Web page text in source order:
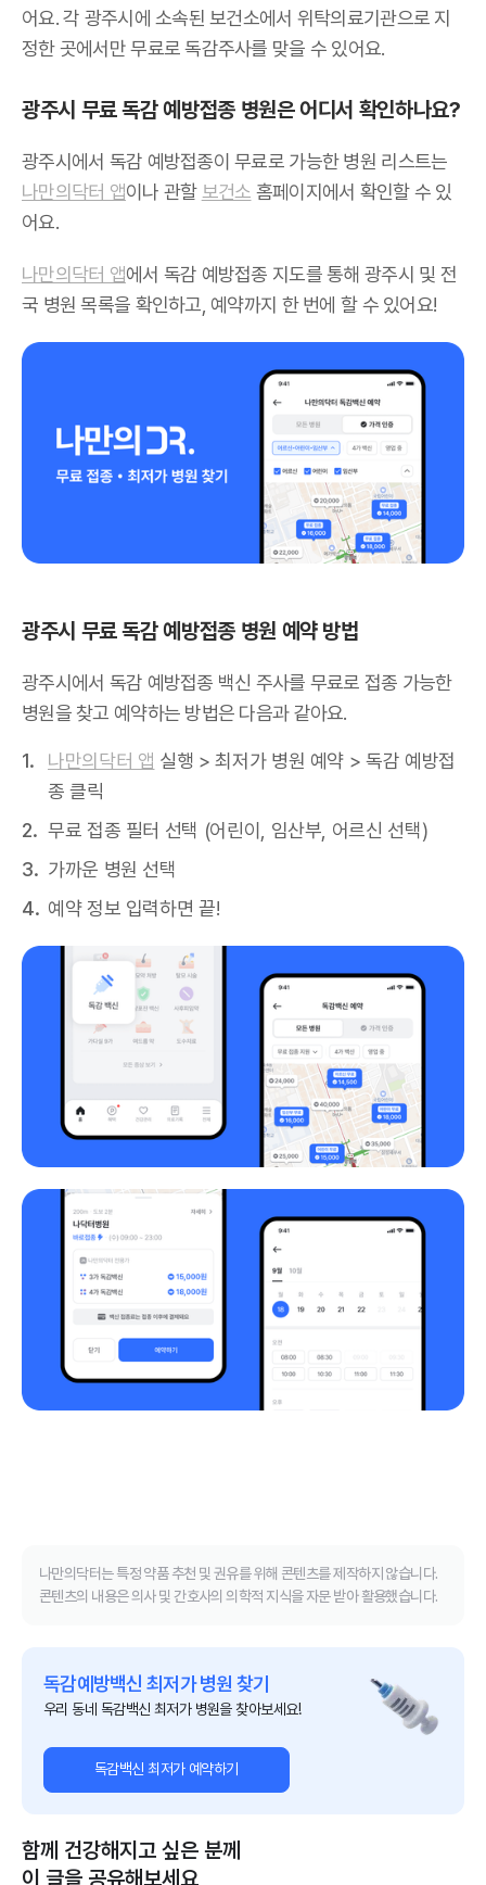
어요. 각 광주시에 소속된 보건소에서 위탁의료기관으로 지
정한 곳에서만 무료로 독감주사를 맞을 수 있어요.
광주시 무료 독감 예방접종 병원은 어디서 확인하나요?
광주시에서 독감 예방접종이 무료로 가능한 병원 리스트는
나만의닥터 앱이나 관할보건소 홈페이지에서 확인할 수 있
어요.
나만의닥터 앱에서 독감 예방접종 지도를 통해 광주시 및 전
국 병원 목록을 확인하고, 예약까지 한 번에 할 수 있어요!
광주시 무료 독감 예방접종 병원 예약 방법
광주시에서 독감 예방접종 백신 주사를 무료로 접종 가능한
병원을 찾고 예약하는 방법은 다음과 같아요.
나만의닥터 앱 실행 > 최저가 병원 예약 > 독감 예방접
종 클릭
무료 접종 필터 선택 (어린이, 임산부, 어르신 선택)
가까운 병원 선택
예약 정보 입력하면 끝!
나만의닥터는 특정 약품 추천 및 권유를 위해 콘텐츠를 제작하지 않습니다.
콘텐츠의 내용은 의사 및 간호사의 의학적 지식을 자문 받아 활용했습니다.
독감예방백신 최저가 병원 찾기
우리 동네 독감백신 최저가 병원을 찾아보세요!
독감백신 최저가 예약하기
함께 건강해지고 싶은 분께
이 글을 공유해보세요